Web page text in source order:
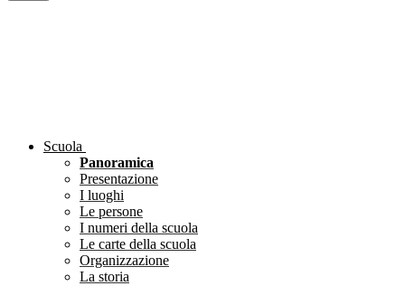
Scuola
Panoramica
Presentazione
I luoghi
Le persone
I numeri della scuola
Le carte della scuola
Organizzazione
La storia